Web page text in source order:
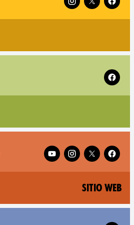
Follow
Follow XR Los Angeles
Sitio web